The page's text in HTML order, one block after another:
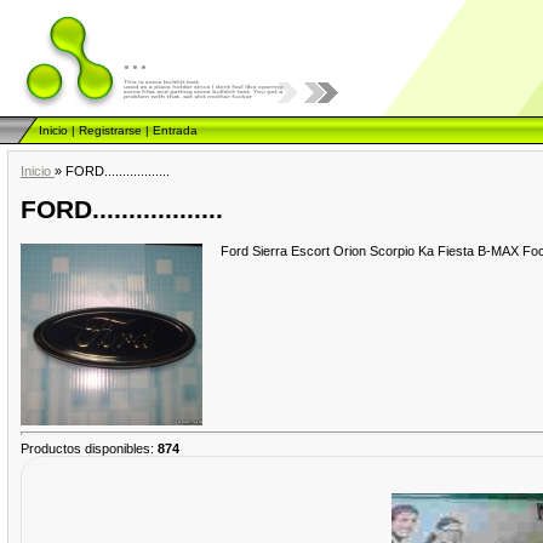
...
Inicio|Registrarse|Entrada
Inicio » FORD..................
FORD..................
Ford Sierra Escort Orion Scorpio Ka Fiesta B-MAX
Productos disponibles: 874